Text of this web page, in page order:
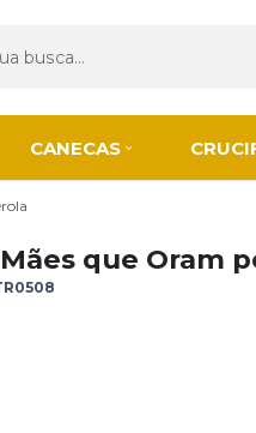
CANECAS
que Oram